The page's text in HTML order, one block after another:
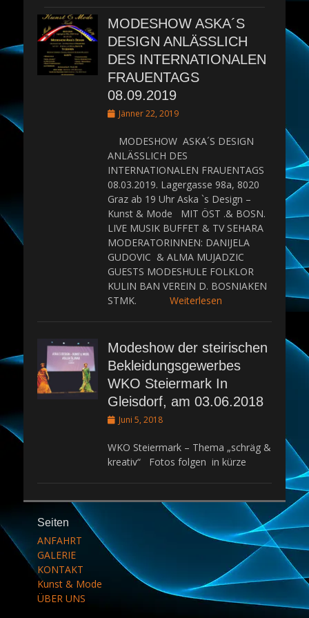
MODESHOW ASKA´S
DESIGN ANLÄSSLICH
DES INTERNATIONALEN
FRAUENTAGS
08.09.2019
Posted
Jänner 22, 2019
MODESHOW ASKA´S DESIGN
ANLÄSSLICH DES
INTERNATIONALEN FRAUENTAGS
08.03.2019. Lagergasse 98a, 8020
Graz ab 19 Uhr Aska `s Design –
Kunst & Mode MIT ÖST .& BOSN.
LIVE MUSIK BUFFET & TV SEHARA
MODERATORINNEN: DANIJELA
GUDOVIC & ALMA MUJADZIC
GUESTS MODESHULE FOLKLOR
KULIN BAN VEREIN D. BOSNIAKEN
STMK. Weiterlesen
Modeshow der steirischen
Bekleidungsgewerbes
WKO Steiermark In
Gleisdorf, am 03.06.2018
PostedJuni 5, 2018
WKO Steiermark – Thema „schräg &
kreativ“ Fotos folgen in kürze
Seiten
ANFAHRT
GALERIE
KONTAKT
Kunst & Mode
ÜBER UNS